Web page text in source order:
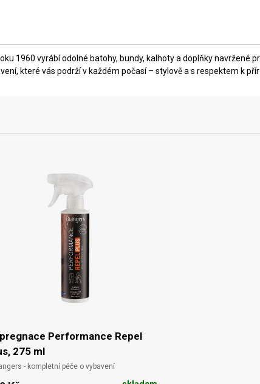
1960 vyrábí odolné batohy, bundy, kalhoty a doplňky navržené
které vás podrží v každém počasí – stylově a s respektem k
Performance Repel
275 ml
- kompletní péče o vybavení